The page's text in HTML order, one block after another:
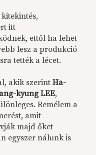
itt
ettől ha lehet
lesz a produkció
tették a lécet.
akik szerintHa-
kyung LEE,
Remélem a
amit
majd őket
egyszer nálunk is